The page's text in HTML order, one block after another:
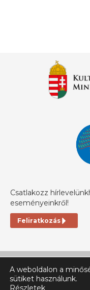
Csatlakozz
eseményeinkről!
Feliratkozás
A weboldalon a
sütiket használunk.
Részletek